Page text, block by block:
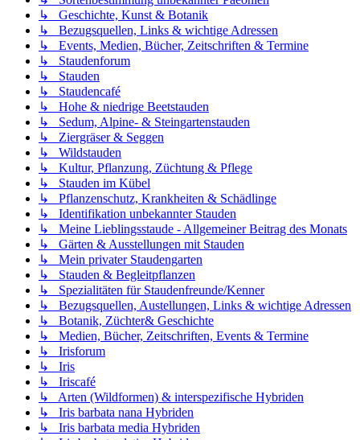
↳ Geschichte, Kunst & Botanik
↳ Bezugsquellen, Links & wichtige Adressen
↳ Events, Medien, Bücher, Zeitschriften & Termine
↳ Staudenforum
↳ Stauden
↳ Staudencafé
↳ Hohe & niedrige Beetstauden
↳ Sedum, Alpine- & Steingartenstauden
↳ Ziergräser & Seggen
↳ Wildstauden
↳ Kultur, Pflanzung, Züchtung & Pflege
↳ Stauden im Kübel
↳ Pflanzenschutz, Krankheiten & Schädlinge
↳ Identifikation unbekannter Stauden
↳ Meine Lieblingsstaude - Allgemeiner Beitrag des Monats
↳ Gärten & Ausstellungen mit Stauden
↳ Mein privater Staudengarten
↳ Stauden & Begleitpflanzen
↳ Spezialitäten für Staudenfreunde/Kenner
↳ Bezugsquellen, Austellungen, Links & wichtige Adressen
↳ Botanik, Züchter& Geschichte
↳ Medien, Bücher, Zeitschriften, Events & Termine
↳ Irisforum
↳ Iris
↳ Iriscafé
↳ Arten (Wildformen) & interspezifische Hybriden
↳ Iris barbata nana Hybriden
↳ Iris barbata media Hybriden